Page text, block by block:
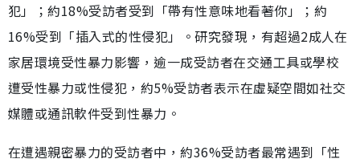
犯」；約18%受訪者受到「帶有性意味地看著你」；約
16%受到「插入式的性侵犯」。研究發現，有超過2成人在
家居環境受性暴力影響，逾一成受訪者在交通工具或學校
遭受性暴力或性侵犯，約5%受訪者表示在虛疑空間如社交
媒體或通訊軟件受到性暴力。
在遭遇親密暴力的受訪者中，約36%受訪者最常遇到「性